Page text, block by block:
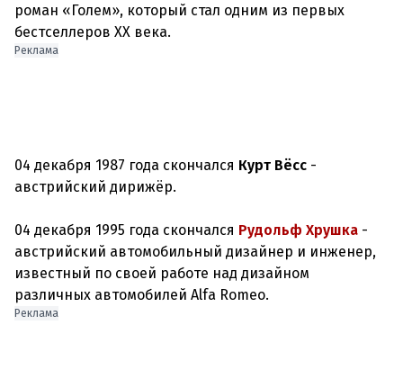
роман «Голем», который стал одним из первых
бестселлеров XX века.
Реклама
04 декабря 1987 года скончался Курт Вёсс -
австрийский дирижёр.
04 декабря 1995 года скончался Рудольф Хрушка -
австрийский автомобильный дизайнер и инженер,
известный по своей работе над дизайном
различных автомобилей Alfa Romeo.
Реклама